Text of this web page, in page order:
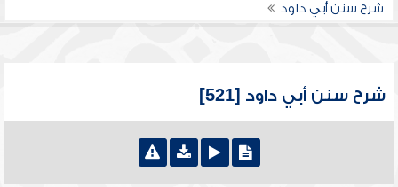
شرح سنن أبي داود
شرح سنن أبي داود [521]